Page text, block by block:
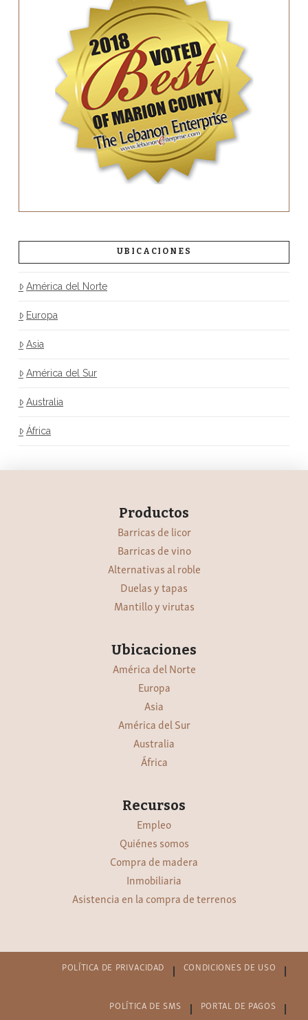
UBICACIONES
América del Norte
Europa
Asia
América del Sur
Australia
África
Productos
Barricas de licor
Barricas de vino
Alternativas al roble
Duelas y tapas
Mantillo y virutas
Ubicaciones
América del Norte
Europa
Asia
América del Sur
Australia
África
Recursos
Empleo
Quiénes somos
Compra de madera
Inmobiliaria
Asistencia en la compra de terrenos
POLÍTICA DE PRIVACIDAD CONDICIONES DE USO
POLÍTICA DE SMS PORTAL DE PAGOS